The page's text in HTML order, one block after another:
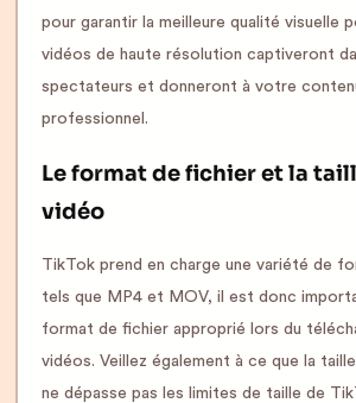
pour garantir la meilleure qualité visuelle
vidéos de haute résolution captiveront
spectateurs et donneront à votre
professionnel.
Le format de fichier et la
vidéo
TikTok prend en charge une variété de
tels que MP4 et MOV, il est donc
format de fichier approprié lors du
vidéos. Veillez également à ce que la
ne dépasse pas les limites de taille de